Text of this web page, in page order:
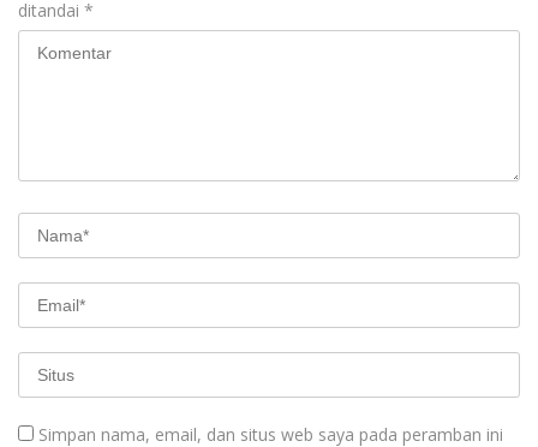
ditandai *
Simpan nama, email, dan situs web saya pada peramban ini